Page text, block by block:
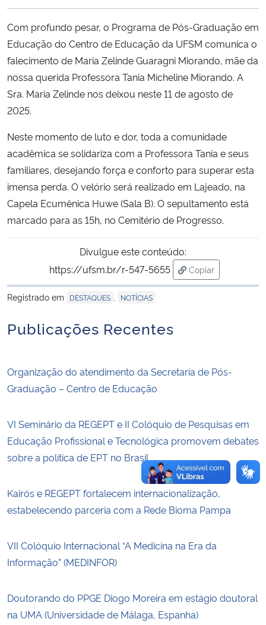
Ministério da Cidadania
Ministério da Saúde
Ministério de Minas e Energia
Ministério do Meio Ambiente
Ministério do Turismo
Ministério do Desenvolvimento Regional
Ministério da Mulher, da Família e dos Direitos Humanos
Secretaria-Geral
Secretaria de Governo
Advocacia-Geral da União
Banco Central do Brasil
Com profundo pesar, o Programa de Pós-Graduação em
Educação do Centro de Educação da UFSM comunica o
falecimento de Maria Zelinde Guaragni Miorando, mãe da
nossa querida Professora Tania Micheline Miorando. A
Sra. Maria Zelinde nos deixou neste 11 de agosto de
2025.
Neste momento de luto e dor, toda a comunidade
acadêmica se solidariza com a Professora Tania e seus
familiares, desejando força e conforto para superar esta
imensa perda. O velório será realizado em Lajeado, na
Capela Ecumênica Huwe (Sala B). O sepultamento está
marcado para as 15h, no Cemitério de Progresso.
Divulgue este conteúdo:
https://ufsm.br/r-547-5655
Copiar
para área de
Registrado em
DESTAQUES NOTÍCIAS
Publicações Recentes
Organização do atendimento da Secretaria de Pós-
Graduação – Centro de Educação
VI Seminário da REGEPT e II Colóquio de Pesquisas em
Educação Profissional e Tecnológica promovem debates
sobre a política de EPT no Brasil
Kairós e REGEPT fortalecem internacionalização,
estabelecendo parceria com a Rede Bioma Pampa
VII Colóquio Internacional “A Medicina na Era da
Informação” (MEDINFOR)
Doutorando do PPGE Diogo Moreira em estágio doutoral
na UMA (Universidade de Málaga, Espanha)